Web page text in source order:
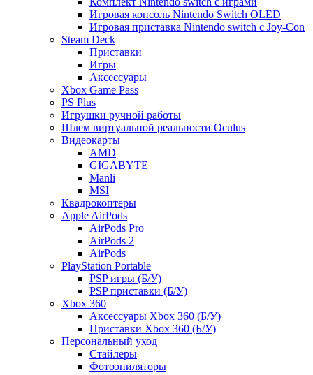
Игровая консоль Nintendo Switch OLED
Игровая приставка Nintendo switch с Joy-Con
Steam Deck
Приставки
Игры
Аксессуары
Xbox Game Pass
PS Plus
Игрушки ручной работы
Шлем виртуальной реальности Oculus
Видеокарты
AMD
GIGABYTE
Manli
MSI
Квадрокоптеры
Apple AirPods
AirPods Pro
AirPods 2
AirPods
PlayStation Portable
PSP игры (Б/У)
PSP приставки (Б/У)
Xbox 360
Аксессуары Xbox 360 (Б/У)
Приставки Xbox 360 (Б/У)
Персональный уход
Стайлеры
Фотоэпиляторы